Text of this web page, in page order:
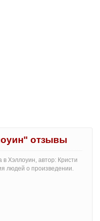
отзывы
Хэллоуин, автор: Кристи
людей о произведении.